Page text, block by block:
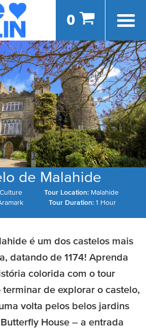
0
de Malahide
Tour Location: Malahide
Tour Duration: 1 Hour
é um dos castelos mais
datando de 1174! Aprenda
colorida com o tour
terminar de explorar o castelo,
volta pelos belos jardins
House – a entrada